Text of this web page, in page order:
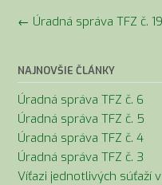
Navigácia
← Úradná správa TFZ č. 19
NAJNOVŠIE ČLÁNKY
Úradná správa TFZ č. 6
Úradná správa TFZ č. 5
Úradná správa TFZ č. 4
Úradná správa TFZ č. 3
Víťazi jednotlivých súťaží